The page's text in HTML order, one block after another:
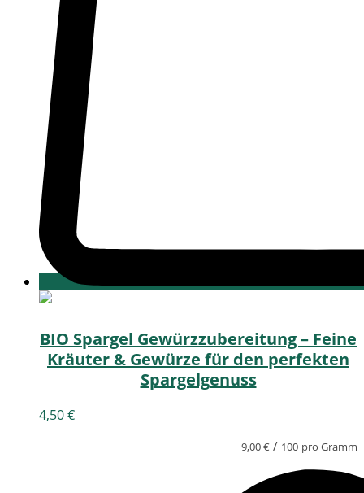
BIO Spargel Gewürzzubereitung – Feine
Kräuter & Gewürze für den perfekten
Spargelgenuss
4,50€
9,00€ / 100 pro Gramm